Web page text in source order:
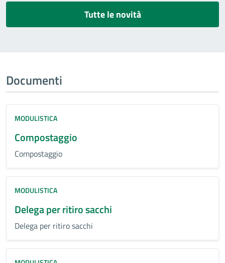
Tutte le novità
Documenti
MODULISTICA
Compostaggio
Compostaggio
MODULISTICA
Delega per ritiro sacchi
Delega per ritiro sacchi